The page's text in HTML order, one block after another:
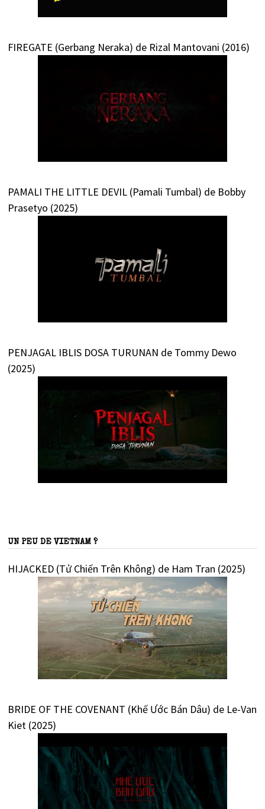
FIREGATE (Gerbang Neraka) de Rizal Mantovani (2016)
PAMALI THE LITTLE DEVIL (Pamali Tumbal) de Bobby
Prasetyo (2025)
PENJAGAL IBLIS DOSA TURUNAN de Tommy Dewo
(2025)
UN PEU DE VIETNAM ?
HIJACKED (Tử Chiến Trên Không) de Ham Tran (2025)
BRIDE OF THE COVENANT (Khế Ước Bán Dâu) de Le-Van
Kiet (2025)